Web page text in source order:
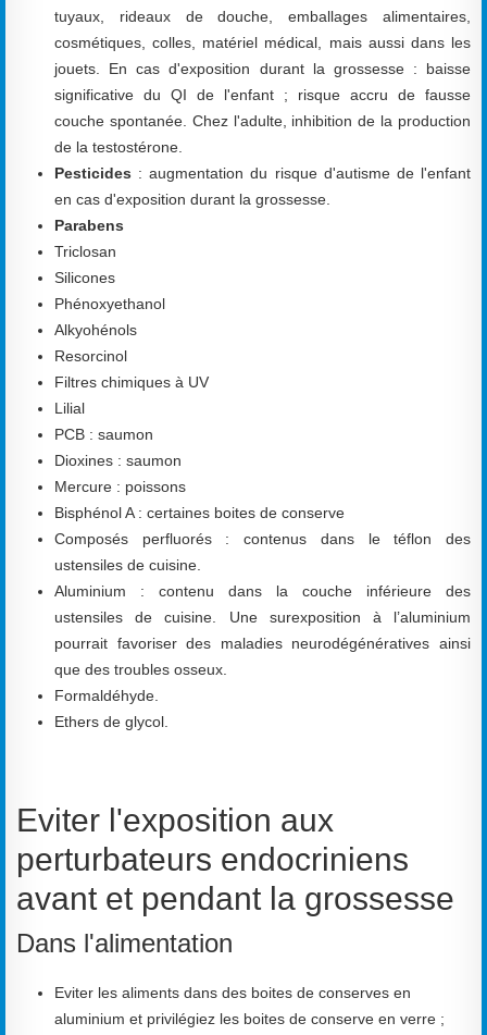
tuyaux, rideaux de douche, emballages alimentaires,
cosmétiques, colles, matériel médical, mais aussi dans les
jouets. En cas d'exposition durant la grossesse : baisse
significative du QI de l'enfant ; risque accru de fausse
couche spontanée. Chez l'adulte, inhibition de la production
de la testostérone.
Pesticides : augmentation du risque d'autisme de l'enfant
en cas d'exposition durant la grossesse.
Parabens
Triclosan
Silicones
Phénoxyethanol
Alkyohénols
Resorcinol
Filtres chimiques à UV
Lilial
PCB : saumon
Dioxines : saumon
Mercure : poissons
Bisphénol A : certaines boites de conserve
Composés perfluorés : contenus dans le téflon des
ustensiles de cuisine.
Aluminium : contenu dans la couche inférieure des
ustensiles de cuisine. Une surexposition à l’aluminium
pourrait favoriser des maladies neurodégénératives ainsi
que des troubles osseux.
Formaldéhyde.
Ethers de glycol.
Eviter l'exposition aux
perturbateurs endocriniens
avant et pendant la grossesse
Dans l'alimentation
Eviter les aliments dans des boites de conserves en
aluminium et privilégiez les boites de conserve en verre ;